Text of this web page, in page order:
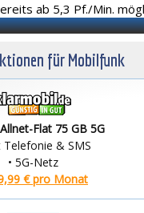
ab 5,3 Pf./Min.
für Mobilfunk
Flat 75 GB 5G
Telefonie & SMS
• 5G-Netz
€ pro Monat